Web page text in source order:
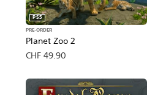
Planet Zoo 2
PS5
PRE-ORDER
CHF 49.90